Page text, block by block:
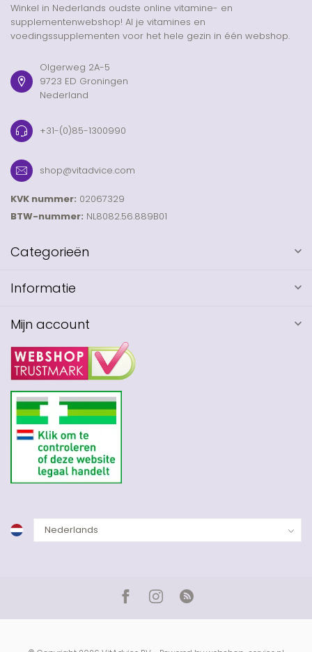
Winkel in Nederlands oudste online vitamine- en
supplementenwebshop! Al je vitamines en
voedingssupplementen voor het hele gezin in één webshop.
Olgerweg 2A-5
9723 ED Groningen
Nederland
+31-(0)85-1300990
shop@vitadvice.com
KVK nummer: 02067329
BTW-nummer: NL8082.56.889B01
Categorieën
Informatie
Mijn account